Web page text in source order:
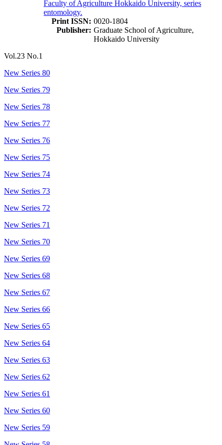
Faculty of Agriculture Hokkaido University, series
entomology.
Print ISSN: 0020-1804
Publisher: Graduate School of Agriculture,
Hokkaido University
Vol.23 No.1
New Series 80
New Series 79
New Series 78
New Series 77
New Series 76
New Series 75
New Series 74
New Series 73
New Series 72
New Series 71
New Series 70
New Series 69
New Series 68
New Series 67
New Series 66
New Series 65
New Series 64
New Series 63
New Series 62
New Series 61
New Series 60
New Series 59